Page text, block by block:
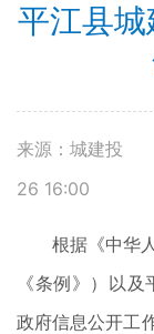
平江县
来源：城建投
26 16:00
根据《中华
《条例》）以
政府信息公开工